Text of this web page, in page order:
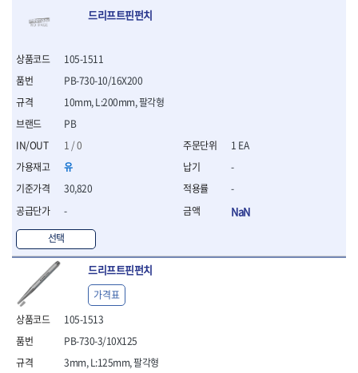
- 탑체스터
- 플라스틱이동공구함
- 공구통
- 공구가방
기타 작업공구
- 헤라
- 케이스
- 핀
드리프트핀펀치
105-1511
PB
1 / 0
유
30,820
-
선택
PB-730-10/16X200
10mm, L:200mm, 팔각형
1 EA
-
-
NaN
드리프트핀펀치
105-1513
PB-730-3/10X125
3mm, L:125mm, 팔각형
가격표